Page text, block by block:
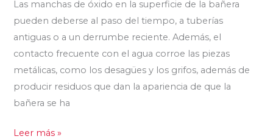
Las manchas de óxido en la superficie de la bañera
pueden deberse al paso del tiempo, a tuberías
antiguas o a un derrumbe reciente. Además, el
contacto frecuente con el agua corroe las piezas
metálicas, como los desagües y los grifos, además de
producir residuos que dan la apariencia de que la
bañera se ha
óxido
de
una
bañera
Leer más »